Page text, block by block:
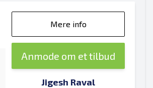
Mere info
Anmode om et tilbud
Jigesh Raval